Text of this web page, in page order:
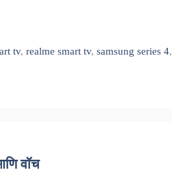
tv,realme smart tv,samsung series 4,
वॉच